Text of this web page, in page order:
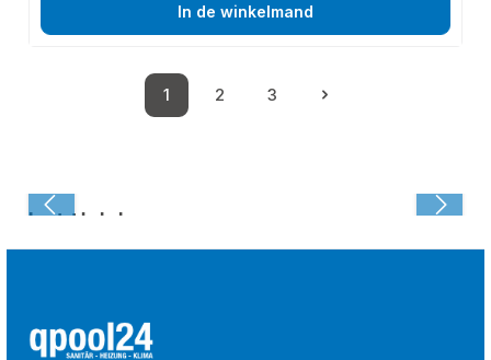
In de winkelmand
Pagina
1
Pagina
2
Pagina
3
Laatst bekeken: